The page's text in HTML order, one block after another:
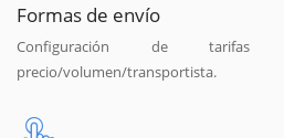
Formas de envío
Configuración de
precio/volumen/transportista.